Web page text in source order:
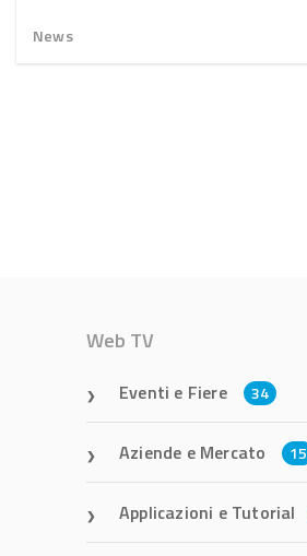
News
Web TV
Eventi e Fiere 34
Aziende e Mercato 15
Applicazioni e Tutorial